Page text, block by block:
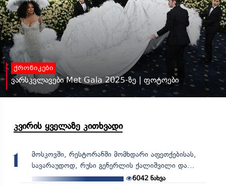
ქრონიკები
ვარსკვლავები Met Gala 2025-ზე | ფოტოები
კვირის ყველაზე კითხვადი
1
მოსკოვში, რესტორანში მომხდარი აფეთქებისას,
სავარაუდოდ, რუსი გენერლის ქალიშვილი და...
6042 ნახვა